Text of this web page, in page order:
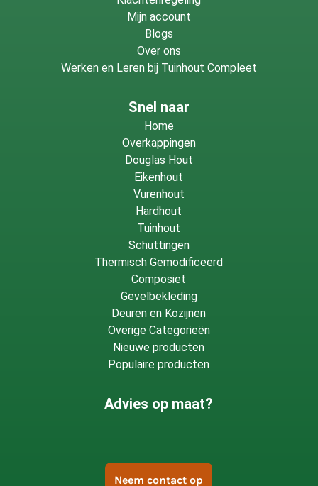
Mijn account
Blogs
Over ons
Werken en Leren bij Tuinhout Compleet
Snel naar
Home
Overkappingen
Douglas Hout
Eikenhout
Vurenhout
Hardhout
Tuinhout
Schuttingen
Thermisch Gemodificeerd
Composiet
Gevelbekleding
Deuren en Kozijnen
Overige Categorieën
Nieuwe producten
Populaire producten
Advies op maat?
Neem contact op